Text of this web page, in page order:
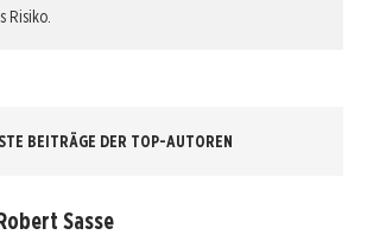
Risiko.
BEITRÄGE DER TOP-AUTOREN
Sasse